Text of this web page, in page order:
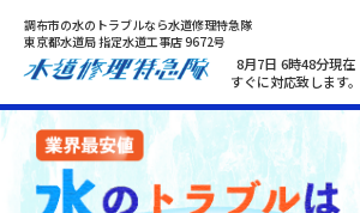
調布市の水のトラブルなら水道修理特急隊
東京都水道局 指定水道工事店 9672号
8月7日 6時48分現在
すぐに対応致します。